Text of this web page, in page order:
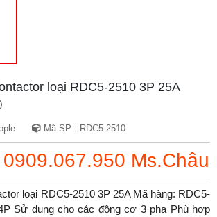
loại RDC5-2510 3P 25A
Mã SP : RDC5-2510
Ms.Châu
loại RDC5-2510 3P 25A Mã hàng: RDC5-
Sử dụng cho các động cơ 3 pha Phù hợp